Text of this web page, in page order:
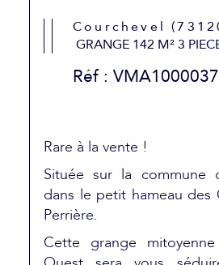
Courchevel
GRANGE 142 M² 3
Réf :
Rare à la vente !
Située sur la commune
dans le petit hameau des
Perrière.
Cette grange